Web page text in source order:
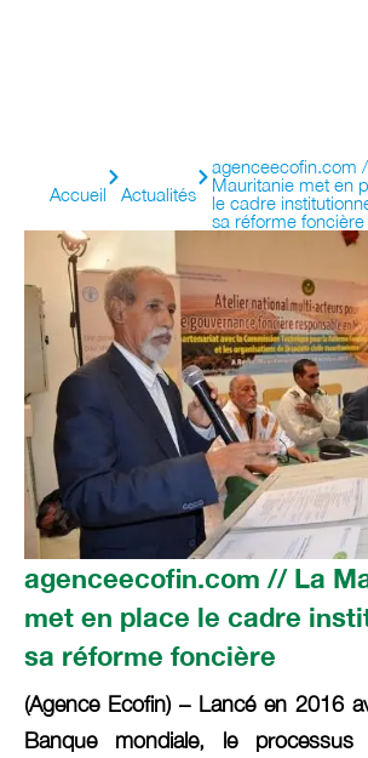
Accueil Actualités
agenceecofin.com
Mauritanie met en
le cadre
sa réforme foncière
agenceecofin.com // La
met en place le cadre
sa réforme foncière
(Agence Ecofin) – Lancé en 2016
Banque mondiale, le